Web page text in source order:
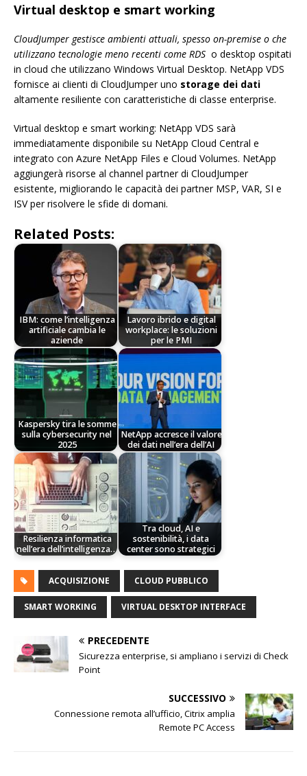
Virtual desktop e smart working
CloudJumper gestisce ambienti attuali, spesso on-premise o che
utilizzano tecnologie meno recenti come RDS o desktop ospitati
in cloud che utilizzano Windows Virtual Desktop. NetApp VDS
fornisce ai clienti di CloudJumper uno storage dei dati
altamente resiliente con caratteristiche di classe enterprise.
Virtual desktop e smart working: NetApp VDS sarà
immediatamente disponibile su NetApp Cloud Central e
integrato con Azure NetApp Files e Cloud Volumes. NetApp
aggiungerà risorse al channel partner di CloudJumper
esistente, migliorando le capacità dei partner MSP, VAR, SI e
ISV per risolvere le sfide di domani.
Related Posts:
IBM: come l’intelligenza
artificiale cambia le
aziende
Lavoro ibrido e digital
workplace: le soluzioni
per le PMI
Kaspersky tira le somme
sulla cybersecurity nel
2025
NetApp accresce il valore
dei dati nell’era dell’AI
Resilienza informatica
nell’era dell’intelligenza…
Tra cloud, AI e
sostenibilità, i data
center sono strategici
ACQUISIZIONE CLOUD PUBBLICO
SMART WORKING VIRTUAL DESKTOP INTERFACE
PRECEDENTE
Sicurezza enterprise, si ampliano i servizi di Check
Point
SUCCESSIVO
Connessione remota all’ufficio, Citrix amplia
Remote PC Access